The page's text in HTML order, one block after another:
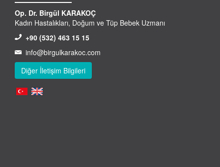
Op. Dr. Birgül KARAKOÇ
Kadın Hastalıkları, Doğum ve Tüp Bebek Uzmanı
+90 (532) 463 15 15
info@birgulkarakoc.com
Diğer İletişim Bilgileri